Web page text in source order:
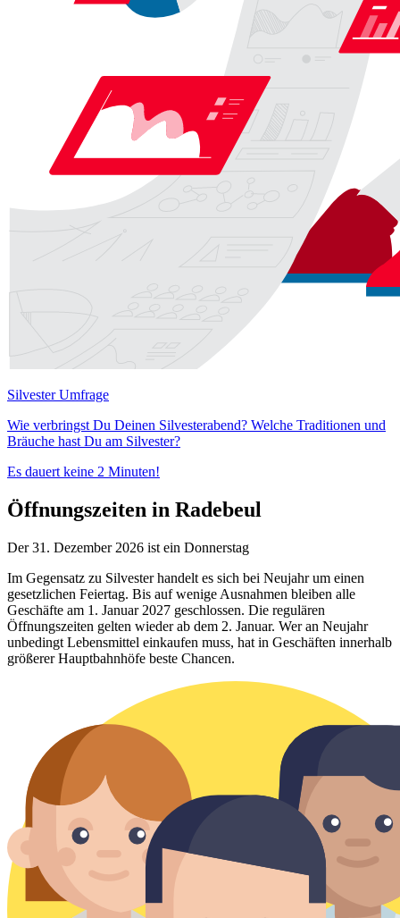
Silvester Umfrage
Wie verbringst Du Deinen Silvesterabend? Welche Traditionen und
Bräuche hast Du am Silvester?
Es dauert keine 2 Minuten!
Öffnungszeiten in Radebeul
Der 31. Dezember 2026 ist ein Donnerstag
Im Gegensatz zu Silvester handelt es sich bei Neujahr um einen
gesetzlichen Feiertag. Bis auf wenige Ausnahmen bleiben alle
Geschäfte am 1. Januar 2027 geschlossen. Die regulären
Öffnungszeiten gelten wieder ab dem 2. Januar. Wer an Neujahr
unbedingt Lebensmittel einkaufen muss, hat in Geschäften innerhalb
größerer Hauptbahnhöfe beste Chancen.